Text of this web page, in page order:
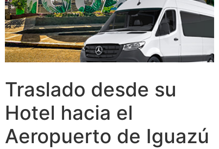
Traslado desde su
Hotel hacia el
Aeropuerto de Iguazú